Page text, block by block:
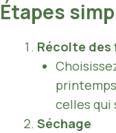
Étapes
Récolte des
celles qui
Séchage